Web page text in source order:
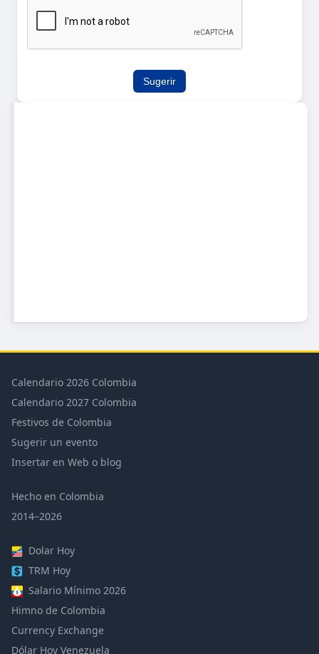
Sugerir
Calendario 2026 Colombia
Calendario 2027 Colombia
Festivos de Colombia
Sugerir un evento
Insertar en Web o blog
Hecho en Colombia
2014–2026
Dolar Hoy
TRM Hoy
Salario Mínimo 2026
Himno de Colombia
Currency Exchange
Dólar Hoy Venezuela